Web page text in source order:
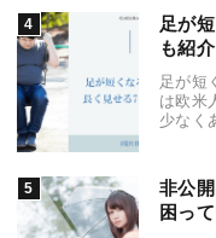
足が
も紹介
足が短
は欧米
少なく
非公
困っ